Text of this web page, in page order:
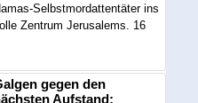
Selbstmordattentäter ins
Zentrum Jerusalems. 16
gegen den
Aufstand: